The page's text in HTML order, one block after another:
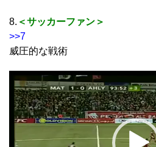
8. ＜サッカーファン＞
>>7
威圧的な戦術
画
プ
レ
ヤ